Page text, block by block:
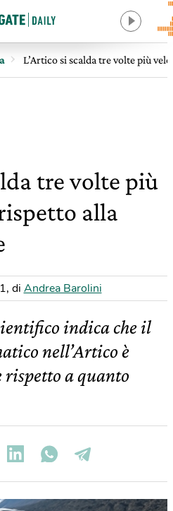
L’Artico si scalda tre volte più
tre volte più
alla
, di Andrea Barolini
indica che il
nell’Artico è
a quanto